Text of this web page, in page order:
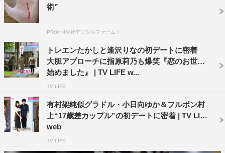
ます」と告げると、指原も「かわいい！」と大絶賛。
休日課長に対して指原は
トって女子は喜ぶよ。（逢沢に対して）好き度が上回って
る感じがするね」と休日課長の心情を考察した。
番組の中盤では、逢沢とのLINEで話題にあがったという
中国茶のお店に移動。種類の違うお茶を頼みシェアしなが
ら、落ち着いた雰囲気で会話を楽しんでいると、逢沢は
「こうして中国茶を一緒に楽しんでくれる人ってすごくす
術”
PR(合同会社デジタルファーム )
トレエンたかしと逢沢りなの初デートに密着
大胆アプローチに指原莉乃も爆笑『恋のお世話
始めました』 | TV LIFE w...
TV LIFE
有村架純似グラドル・小日向ゆか＆フルポン村
上“17歳差カップル”の初デートに密着 | TV LIFE
web
TV LIFE